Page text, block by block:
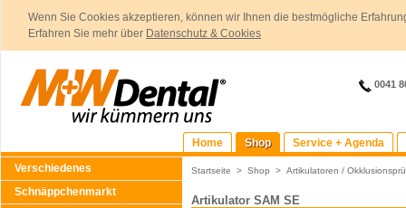
Wenn Sie Cookies akzeptieren, können wir Ihnen die bestmögliche
Erfahren Sie mehr über Datenschutz & Cookies
0041
Home Shop
Service + Agenda
Verschiedenes
Schnäppchenmarkt
Startseite > Shop > Artikulatoren /
Artikulator SAM SE